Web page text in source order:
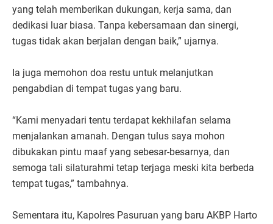
yang telah memberikan dukungan, kerja sama, dan
dedikasi luar biasa. Tanpa kebersamaan dan sinergi,
tugas tidak akan berjalan dengan baik,” ujarnya.
Ia juga memohon doa restu untuk melanjutkan
pengabdian di tempat tugas yang baru.
“Kami menyadari tentu terdapat kekhilafan selama
menjalankan amanah. Dengan tulus saya mohon
dibukakan pintu maaf yang sebesar-besarnya, dan
semoga tali silaturahmi tetap terjaga meski kita berbeda
tempat tugas,” tambahnya.
Sementara itu, Kapolres Pasuruan yang baru AKBP Harto